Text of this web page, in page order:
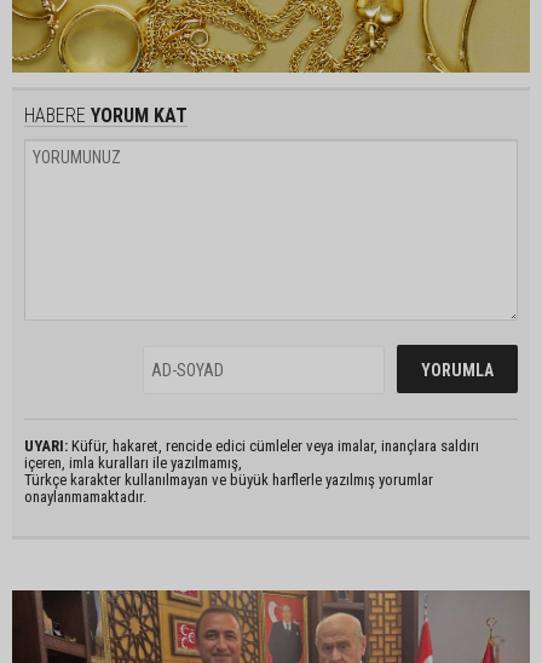
HABERE YORUM KAT
UYARI: Küfür, hakaret, rencide edici cümleler veya imalar, inançlara saldırı
içeren, imla kuralları ile yazılmamış,
Türkçe karakter kullanılmayan ve büyük harflerle yazılmış yorumlar
onaylanmamaktadır.